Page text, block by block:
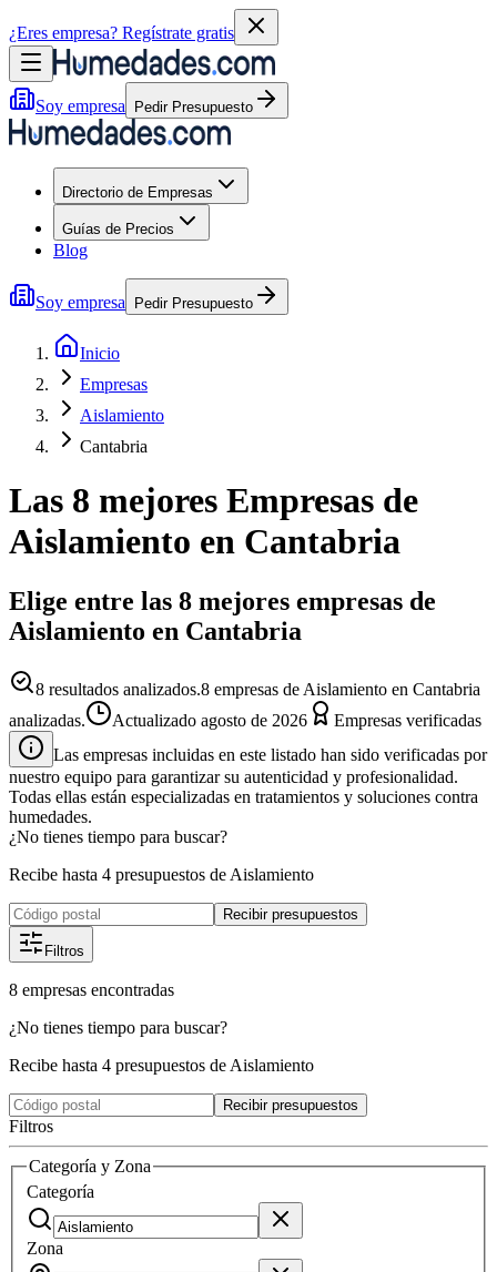
¿Eres empresa? Regístrate gratis
Soy empresa Pedir Presupuesto
Directorio de Empresas
Guías de Precios
Blog
Soy empresa Pedir Presupuesto
Inicio
Empresas
Aislamiento
Cantabria
Las 8 mejores Empresas de
Aislamiento en Cantabria
Elige entre las 8 mejores empresas de
Aislamiento en Cantabria
8 resultados analizados.8 empresas de Aislamiento en Cantabria
analizadas.
Actualizado agosto de 2026
Empresas verificadas
Las empresas incluidas en este listado han sido verificadas por
nuestro equipo para garantizar su autenticidad y profesionalidad.
Todas ellas están especializadas en tratamientos y soluciones contra
humedades.
¿No tienes tiempo para buscar?
Recibe hasta 4 presupuestos de Aislamiento
Recibir presupuestos
Filtros
8 empresas encontradas
¿No tienes tiempo para buscar?
Recibe hasta 4 presupuestos de Aislamiento
Recibir presupuestos
Filtros
Categoría y Zona
Categoría
Zona